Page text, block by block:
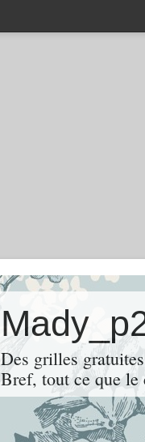
Des grilles
Bref, tout ce que le